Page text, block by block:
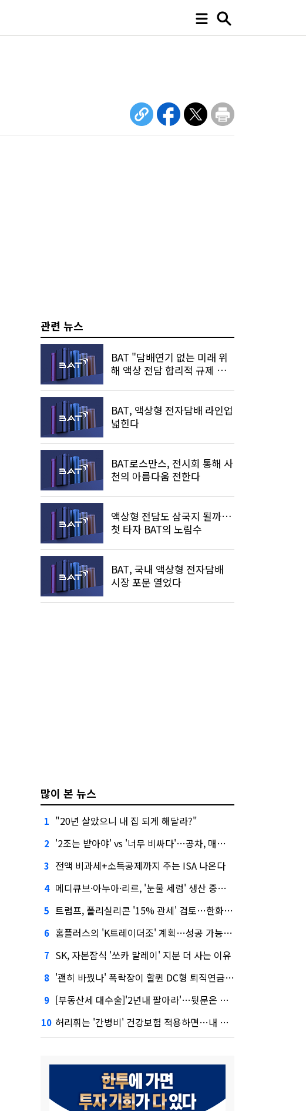
관련 뉴스
BAT "담배연기 없는 미래 위
해 액상 전담 합리적 규제 필
BAT, 액상형 전자담배 라인업
넓힌다
BAT로스만스, 전시회 통해 사
천의 아름다움 전한다
액상형 전담도 삼국지 될까…
첫 타자 BAT의 노림수
BAT, 국내 액상형 전자담배
시장 포문 열었다
많이 본 뉴스
1 "20년 살았으니 내 집 되게 해달라?"
2 '2조는 받아야' vs '너무 비싸다'…공차, 매각 성공할까
3 전액 비과세+소득공제까지 주는 ISA 나온다
4 메디큐브·아누아·리르, '눈물 세럼' 생산 중단한다
5 트럼프, 폴리실리콘 '15% 관세' 검토…한화큐셀·OCI 영향은?
6 홈플러스의 'K트레이더조' 계획…성공 가능성은 '글쎄'
7 SK, 자본잠식 '쏘카 말레이' 지분 더 사는 이유
8 '괜히 바꿨나' 폭락장이 할퀸 DC형 퇴직연금…전문가 조언은
9 [부동산세 대수술]'2년내 팔아라'…뒷문은 열었다
10 허리휘는 '간병비' 건강보험 적용하면…내 간병보험은?